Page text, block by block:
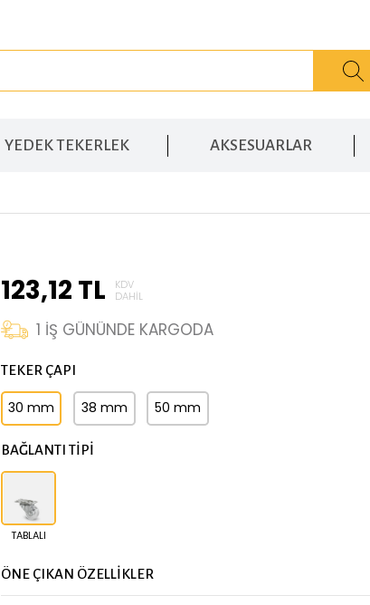
YEDEK TEKERLEK AKSESUARLAR
123,12 TL
KDV
DAHIL
1 İŞ GÜNÜNDE KARGODA
TEKER ÇAPI
30 mm 38 mm 50 mm
BAĞLANTI TİPİ
TABLALI
ÖNE ÇIKAN ÖZELLİKLER